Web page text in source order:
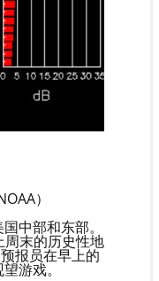
）
中部和东部。
周末的历史性地
报员在早上的
游戏。